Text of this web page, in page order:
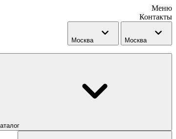
Меню
Контакты
Москва Москва